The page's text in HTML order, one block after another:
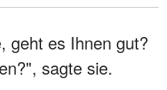
geht es Ihnen gut?
sagte sie.